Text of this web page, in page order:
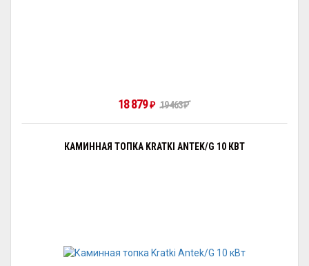
18 879₽ 19 463₽
КАМИННАЯ ТОПКА KRATKI ANTEK/G 10 КВТ